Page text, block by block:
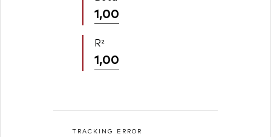
1,00
R²
1,00
TRACKING ERROR